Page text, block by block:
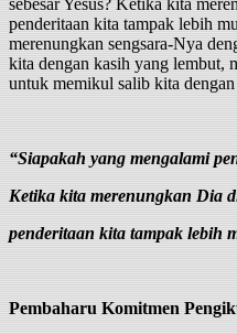
penderitaan kita tampak lebih
merenungkan sengsara-Nya
kita dengan kasih yang lembut,
untuk memikul salib kita
“Siapakah yang mengalami
Ketika kita merenungkan Dia
penderitaan kita tampak lebih
Pembaharu Komitmen